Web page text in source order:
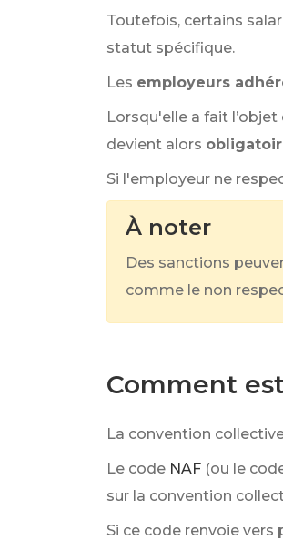
Toutefois, certains
statut spécifique.
Les employeurs
Lorsqu'elle a fait l’objet
devient alors
Si l'employeur ne
À noter
Des sanctions
comme le non
Comment
La convention
Le code NAF (ou le
sur la convention
Si ce code renvoie